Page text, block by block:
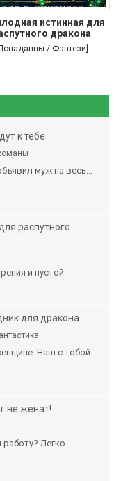
истинная для
дракона
/ Фэнтези]
к тебе
муж на весь...
распутного
и пустой
для дракона
Наш с тобой
не женат!
Легко.